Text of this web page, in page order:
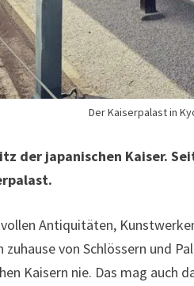
Der Kaiserpalast in
der japanischen Kaiser.
Antiquitäten,
von Schlössern und
Kaisern nie. Das mag auch